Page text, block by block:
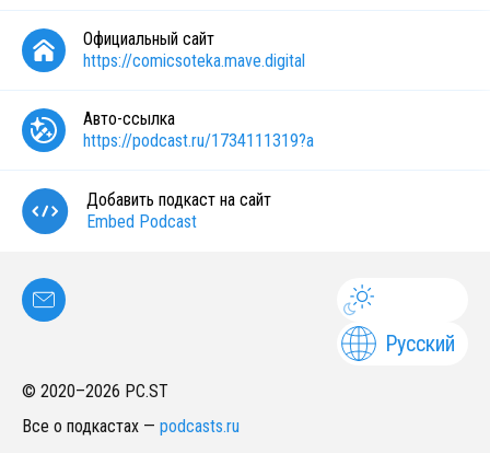
Официальный сайт
https://comicsoteka.mave.digital
Авто-ссылка
https://podcast.ru/1734111319?a
Добавить подкаст на сайт
Embed Podcast
Русский
© 2020–2026 PC.ST
Все о подкастах — podcasts.ru